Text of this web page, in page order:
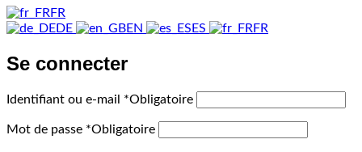
FR
DE
EN ES FR
Se connecter
Identifiant ou e-mail *Obligatoire
Mot de passe *Obligatoire